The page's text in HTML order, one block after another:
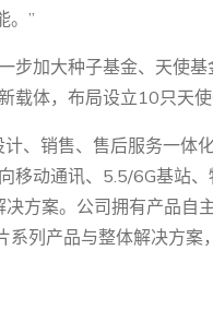
。”
加大种子基金、天使
体，布局设立10只天使
、销售、售后服务一体
移动通讯、5.5/6G基站
方案。公司拥有产品自
列产品与整体解决方案